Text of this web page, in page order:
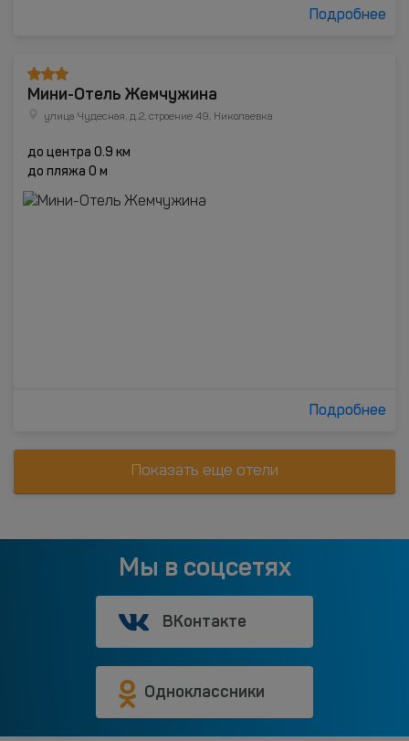
Подробнее
Мини-Отель Жемчужина
улица Чудесная, д.2, строение 49, Николаевка
до центра 0.9 км
до пляжа 0 м
Подробнее
Показать еще отели
Мы в соцсетях
ВКонтакте
Одноклассники